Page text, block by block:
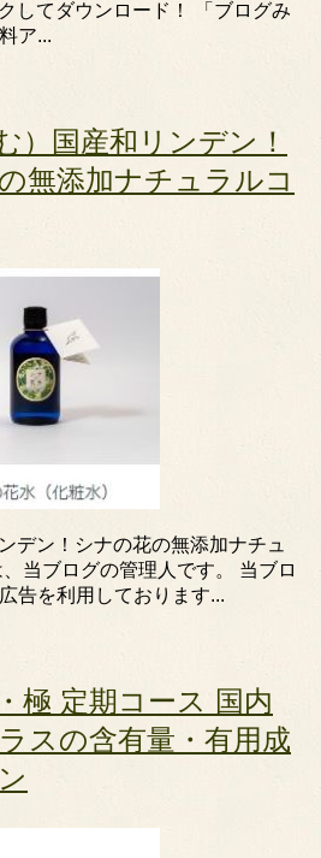
してダウンロード！ 「ブログみ
ア...
）国産和リンデン！
無添加ナチュラルコ
デン！シナの花の無添加ナチュ
当ブログの管理人です。 当ブロ
告を利用しております...
極 定期コース 国内
スの含有量・有用成